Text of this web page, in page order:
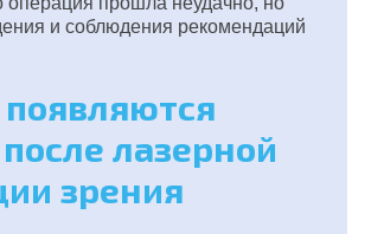
и соблюдения рекомендаций
лазерной
зрения